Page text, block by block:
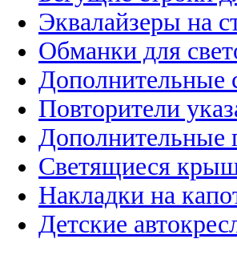
Эквалайзеры на
Обманки для
Дополнительные
Повторители
Дополнительные
Светящиеся
Накладки на
Детские